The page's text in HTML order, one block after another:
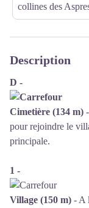
collines des
Description
D -
Cimetière (134 m)
pour rejoindre le
principale.
1 -
Village (150 m) - A